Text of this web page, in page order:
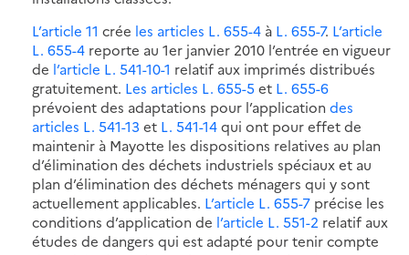
L’article 11 crée les articles L. 655-4 à L. 655-7. L’article
L. 655-4 reporte au 1er janvier 2010 l’entrée en vigueur
de l’article L. 541-10-1 relatif aux imprimés distribués
gratuitement. Les articles L. 655-5 et L. 655-6
prévoient des adaptations pour l’application des
articles L. 541-13 et L. 541-14qui ont pour effet de
maintenir à Mayotte les dispositions relatives au plan
d’élimination des déchets industriels spéciaux et au
plan d’élimination des déchets ménagers qui y sont
actuellement applicables. L’article L. 655-7 précise les
conditions d’application de l’article L. 551-2 relatif aux
études de dangers qui est adapté pour tenir compte